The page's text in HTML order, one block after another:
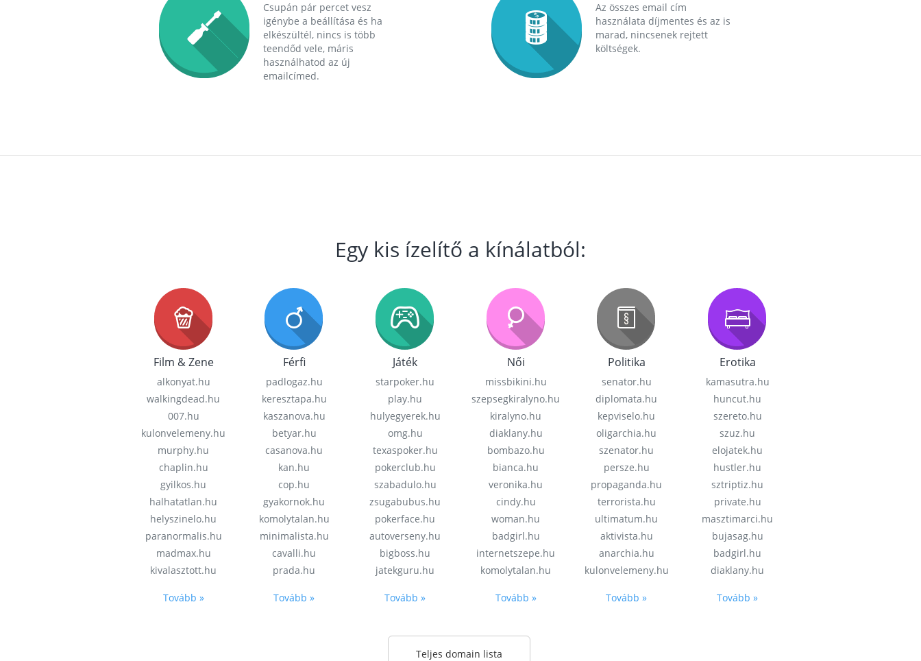
Csupán pár percet vesz
igénybe a beállítása és ha
elkészültél, nincs is több
teendőd vele, máris
használhatod az új
emailcímed.
Az összes email cím
használata díjmentes és az is
marad, nincsenek rejtett
költségek.
Egy kis ízelítő a kínálatból:
Film & Zene
alkonyat.hu
walkingdead.hu
007.hu
kulonvelemeny.hu
murphy.hu
chaplin.hu
gyilkos.hu
halhatatlan.hu
helyszinelo.hu
paranormalis.hu
madmax.hu
kivalasztott.hu
Tovább »
Férfi
padlogaz.hu
keresztapa.hu
kaszanova.hu
betyar.hu
casanova.hu
kan.hu
cop.hu
gyakornok.hu
komolytalan.hu
minimalista.hu
cavalli.hu
prada.hu
Tovább »
Játék
starpoker.hu
play.hu
hulyegyerek.hu
omg.hu
texaspoker.hu
pokerclub.hu
szabadulo.hu
zsugabubus.hu
pokerface.hu
autoverseny.hu
bigboss.hu
jatekguru.hu
Tovább »
Női
missbikini.hu
szepsegkiralyno.hu
kiralyno.hu
diaklany.hu
bombazo.hu
bianca.hu
veronika.hu
cindy.hu
woman.hu
badgirl.hu
internetszepe.hu
komolytalan.hu
Tovább »
Politika
senator.hu
diplomata.hu
kepviselo.hu
oligarchia.hu
szenator.hu
persze.hu
propaganda.hu
terrorista.hu
ultimatum.hu
aktivista.hu
anarchia.hu
kulonvelemeny.hu
Tovább »
Erotika
kamasutra.hu
huncut.hu
szereto.hu
szuz.hu
elojatek.hu
hustler.hu
sztriptiz.hu
private.hu
masztimarci.hu
bujasag.hu
badgirl.hu
diaklany.hu
Tovább »
Teljes domain lista